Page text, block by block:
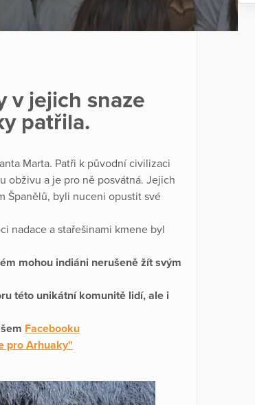
v jejich snaze
patřila.
Marta. Patři k původní civilizaci
obživu a je pro ně posvátná. Jejich
Španělů, byli nuceni opustit své
nadace a stařešinami kmene byl
mohou indiáni nerušeně žít svým
této unikátní komunitě lidí, ale i
Facebooku
pro Arhuaky"